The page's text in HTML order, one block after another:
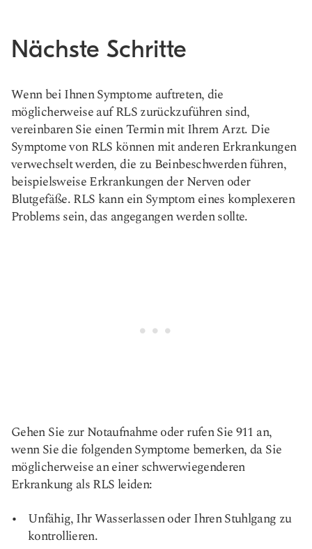
Nächste Schritte
Wenn bei Ihnen Symptome auftreten, die
möglicherweise auf RLS zurückzuführen sind,
vereinbaren Sie einen Termin mit Ihrem Arzt. Die
Symptome von RLS können mit anderen Erkrankungen
verwechselt werden, die zu Beinbeschwerden führen,
beispielsweise Erkrankungen der Nerven oder
Blutgefäße. RLS kann ein Symptom eines komplexeren
Problems sein, das angegangen werden sollte.
Gehen Sie zur Notaufnahme oder rufen Sie 911 an,
wenn Sie die folgenden Symptome bemerken, da Sie
möglicherweise an einer schwerwiegenderen
Erkrankung als RLS leiden:
Unfähig, Ihr Wasserlassen oder Ihren Stuhlgang zu
kontrollieren.